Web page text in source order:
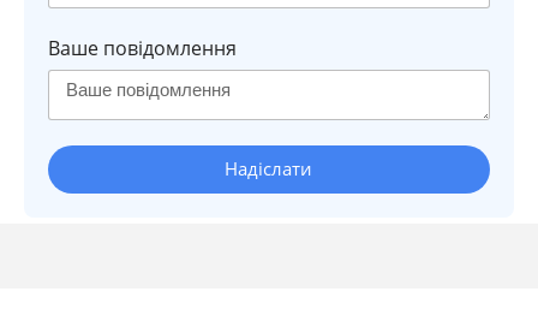
Ваше повідомлення
Надіслати